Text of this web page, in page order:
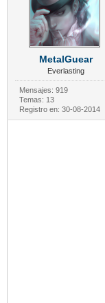
MetalGuear
Everlasting
Mensajes: 919
Temas: 13
Registro en: 30-08-2014